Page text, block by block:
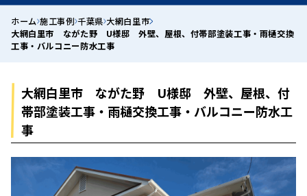
ホーム 施工事例 千葉県 大網白里市
大網白里市 ながた野 U様邸 外壁、屋根、付帯部塗装工事・雨樋交換
工事・バルコニー防水工事
大網白里市 ながた野 U様邸 外壁、屋根、付
帯部塗装工事・雨樋交換工事・バルコニー防水工
事